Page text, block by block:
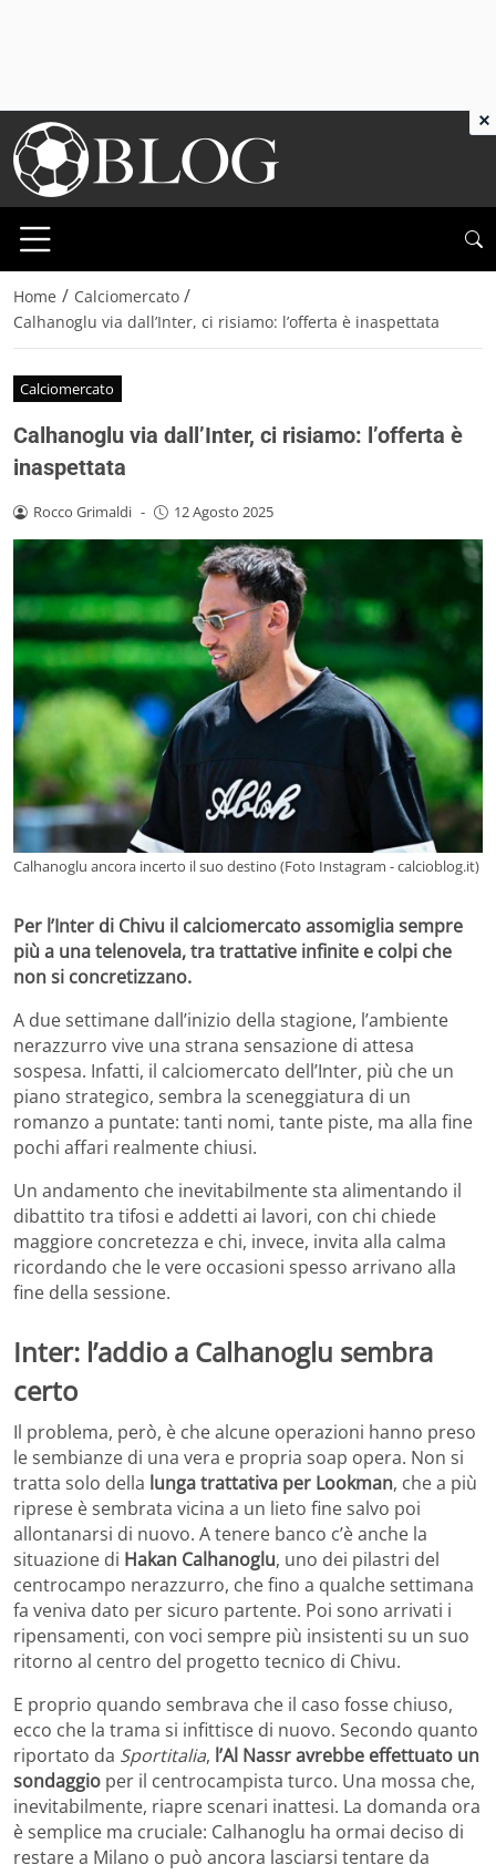
Home / Calciomercato /
Calhanoglu via dall’Inter, ci risiamo: l’offerta è inaspettata
Calciomercato
Calhanoglu via dall’Inter, ci risiamo: l’offerta è
inaspettata
Rocco Grimaldi - 12 Agosto 2025
Calhanoglu ancora incerto il suo destino (Foto Instagram - calcioblog.it)
Per l’Inter di Chivu il calciomercato assomiglia sempre
più a una telenovela, tra trattative infinite e colpi che
non si concretizzano.
A due settimane dall’inizio della stagione, l’ambiente
nerazzurro vive una strana sensazione di attesa
sospesa. Infatti, il calciomercato dell’Inter, più che un
piano strategico, sembra la sceneggiatura di un
romanzo a puntate: tanti nomi, tante piste, ma alla fine
pochi affari realmente chiusi.
Un andamento che inevitabilmente sta alimentando il
dibattito tra tifosi e addetti ai lavori, con chi chiede
maggiore concretezza e chi, invece, invita alla calma
ricordando che le vere occasioni spesso arrivano alla
fine della sessione.
Inter: l’addio a Calhanoglu sembra
certo
Il problema, però, è che alcune operazioni hanno preso
le sembianze di una vera e propria soap opera. Non si
tratta solo della lunga trattativa per Lookman, che a più
riprese è sembrata vicina a un lieto fine salvo poi
allontanarsi di nuovo. A tenere banco c’è anche la
situazione di Hakan Calhanoglu, uno dei pilastri del
centrocampo nerazzurro, che fino a qualche settimana
fa veniva dato per sicuro partente. Poi sono arrivati i
ripensamenti, con voci sempre più insistenti su un suo
ritorno al centro del progetto tecnico di Chivu.
E proprio quando sembrava che il caso fosse chiuso,
ecco che la trama si infittisce di nuovo. Secondo quanto
riportato da Sportitalia, l’Al Nassr avrebbe effettuato un
sondaggio per il centrocampista turco. Una mossa che,
inevitabilmente, riapre scenari inattesi. La domanda ora
è semplice ma cruciale: Calhanoglu ha ormai deciso di
restare a Milano o può ancora lasciarsi tentare da
×